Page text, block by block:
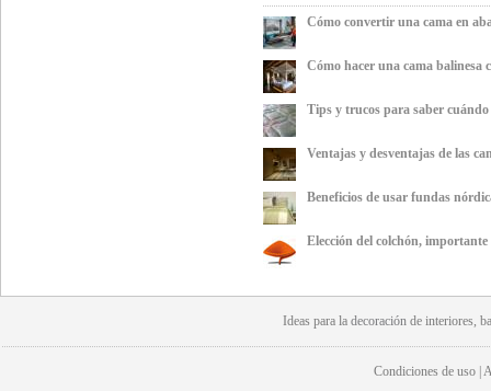
Cómo convertir una cama en
Cómo hacer una cama balinesa
Tips y trucos para saber
Ventajas y desventajas de las
Beneficios de usar fundas
Elección del colchón,
Ideas para ladecoración de interiores,
Condiciones de uso |